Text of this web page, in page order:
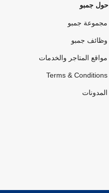
حول جمبو
مجموعة جمبو
وظائف جمبو
مواقع المتاجر والخدمات
Terms & Conditions
المدونات